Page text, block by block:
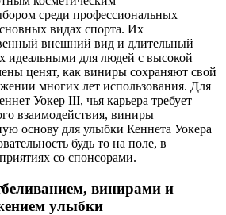
среди профессиональных
видах спорта. Их
внешний вид и длительный
идеальными для людей с высокой
ценят, как виниры сохраняют свой
многих лет использования. Для
Уокер III, чья карьера требует
взаимодействия, виниры
основу для улыбки Кеннета Уокера
будь то на поле, в
со спонсорами.
винирами и
улыбки